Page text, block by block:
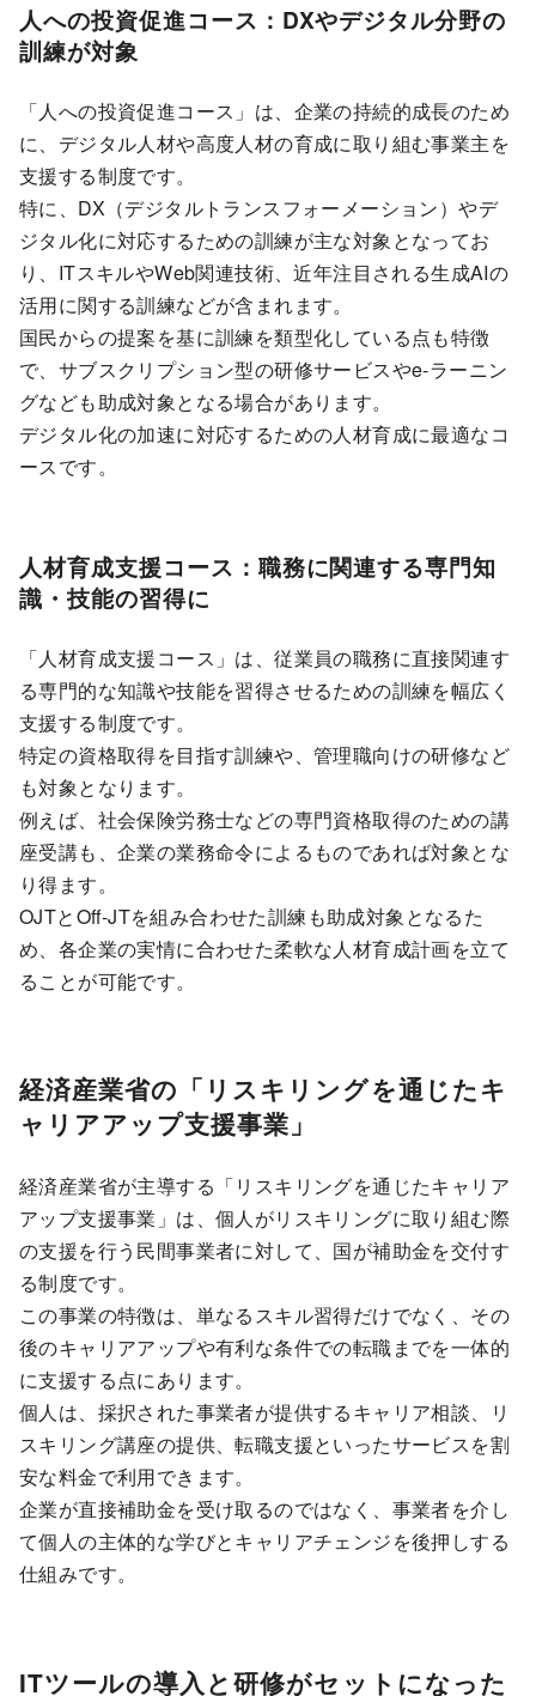
人への投資促進コース：DXやデジタル分野の
訓練が対象
「人への投資促進コース」は、企業の持続的成長のため
に、デジタル人材や高度人材の育成に取り組む事業主を
支援する制度です。
特に、DX（デジタルトランスフォーメーション）やデ
ジタル化に対応するための訓練が主な対象となってお
り、ITスキルやWeb関連技術、近年注目される生成AIの
活用に関する訓練などが含まれます。
国民からの提案を基に訓練を類型化している点も特徴
で、サブスクリプション型の研修サービスやe-ラーニン
グなども助成対象となる場合があります。
デジタル化の加速に対応するための人材育成に最適なコ
ースです。
人材育成支援コース：職務に関連する専門知
識・技能の習得に
「人材育成支援コース」は、従業員の職務に直接関連す
る専門的な知識や技能を習得させるための訓練を幅広く
支援する制度です。
特定の資格取得を目指す訓練や、管理職向けの研修など
も対象となります。
例えば、社会保険労務士などの専門資格取得のための講
座受講も、企業の業務命令によるものであれば対象とな
り得ます。
OJTとOff-JTを組み合わせた訓練も助成対象となるた
め、各企業の実情に合わせた柔軟な人材育成計画を立て
ることが可能です。
経済産業省の「リスキリングを通じたキ
ャリアアップ支援事業」
経済産業省が主導する「リスキリングを通じたキャリア
アップ支援事業」は、個人がリスキリングに取り組む際
の支援を行う民間事業者に対して、国が補助金を交付す
る制度です。
この事業の特徴は、単なるスキル習得だけでなく、その
後のキャリアアップや有利な条件での転職までを一体的
に支援する点にあります。
個人は、採択された事業者が提供するキャリア相談、リ
スキリング講座の提供、転職支援といったサービスを割
安な料金で利用できます。
企業が直接補助金を受け取るのではなく、事業者を介し
て個人の主体的な学びとキャリアチェンジを後押しする
仕組みです。
ITツールの導入と研修がセットになった